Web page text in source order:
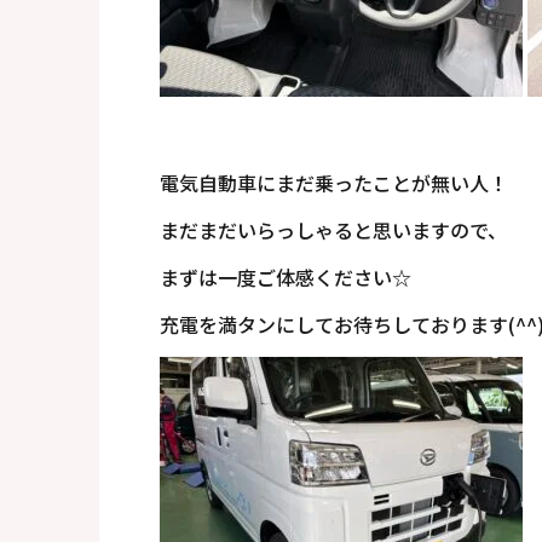
電気自動車にまだ乗ったことが無い人！
まだまだいらっしゃると思いますので、
まずは一度ご体感ください☆
充電を満タンにしてお待ちしております